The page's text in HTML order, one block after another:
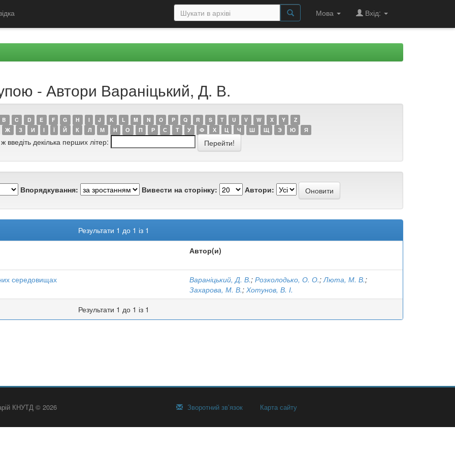
Мова Вхід:
- Автори Вараніцький, Д. В.
B C D E F G H I J K L M N O P Q R S T U V W X Y
Z
Ж З И І Ї Й К Л М Н О П Р С Т У Ф Х Ц Ч Ш Щ Э Ю Я
введіть декілька перших літер:
Впорядкування: Вивести на сторінку: Автори:
Результати 1 до 1 із 1
Автор(и)
середовищах Вараніцький, Д. В.; Розколодько, О. О.;Люта, М. В.;
Захарова, М. В.; Хотунов, В. І.
Результати 1 до 1 із 1
КНУТД © 2026 Зворотний зв’язок Карта сайту